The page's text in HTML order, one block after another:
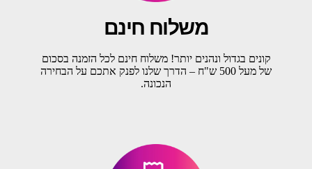
משלוח חינם
קונים בגדול ונהנים יותר! משלוח חינם לכל הזמנה בסכום
של מעל 500 ש"ח – הדרך שלנו לפנק אתכם על הבחירה
הנכונה.